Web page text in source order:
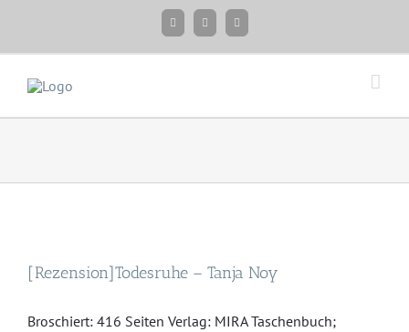
FacebookInstagramTwitter
[Rezension]Todesruhe – Tanja Noy
Broschiert: 416 Seiten Verlag: MIRA Taschenbuch;